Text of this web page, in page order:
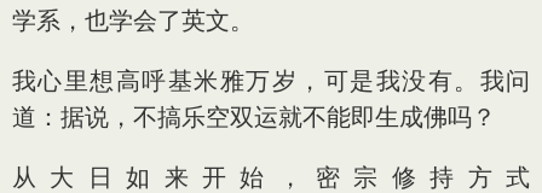
学系，也学会了英文。
我心里想高呼基米雅万岁，可是我没有。我问
道：据说，不搞乐空双运就不能即生成佛吗？
从大日如来开始，密宗修持方式